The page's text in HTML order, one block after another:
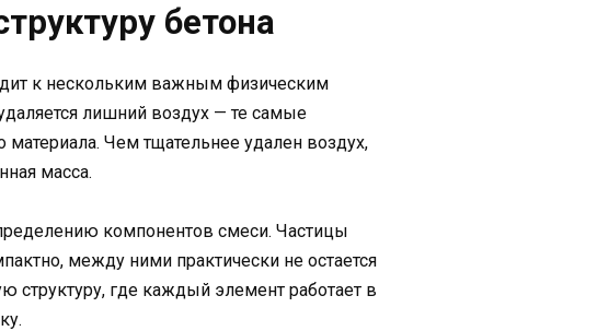
бетона
к нескольким важным физическим
лишний воздух — те самые
материала. Чем тщательнее удален воздух,
масса.
компонентов смеси. Частицы
между ними практически не остается
структуру, где каждый элемент работает в